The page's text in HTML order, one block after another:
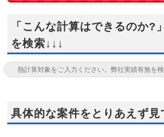
「こんな計算はできるのか
を検索↓↓↓
具体的な案件をとりあえず見